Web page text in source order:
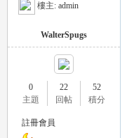
» ›
樓主: admin
WalterSpugs
0
主題
22
回帖
52
積分
註冊會員